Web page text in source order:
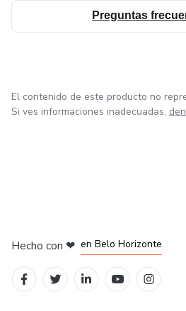
Preguntas
El contenido de este producto no
Si ves informaciones inadecuadas,
Hecho con ❤ en Belo Horizonte